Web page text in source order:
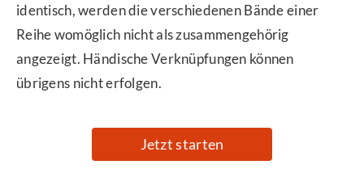
identisch, werden die verschiedenen Bände einer
Reihe womöglich nicht als zusammengehörig
angezeigt. Händische Verknüpfungen können
übrigens nicht erfolgen.
Jetzt starten